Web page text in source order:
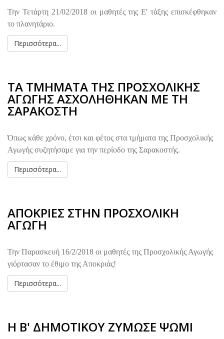
Την Τετάρτη 21/02/2018 οι μαθητές της Ε' τάξης επισκέφθηκαν
το πλανητάριο.
Περισσότερα...
ΤΑ ΤΜΗΜΑΤΑ ΤΗΣ ΠΡΟΣΧΟΛΙΚΗΣ
ΑΓΩΓΗΣ ΑΣΧΟΛΗΘΗΚΑΝ ΜΕ ΤΗ
ΣΑΡΑΚΟΣΤΗ
Όπως κάθε χρόνο, έτσι και φέτος στα τμήματα της Προσχολικής
Αγωγής συζητήσαμε για την περίοδο της Σαρακοστής.
Περισσότερα...
ΑΠΟΚΡΙΕΣ ΣΤΗΝ ΠΡΟΣΧΟΛΙΚΗ
ΑΓΩΓΗ
Την Παρασκευή 16/2/2018 οι μαθητές της Προσχολικής Αγωγής
γιόρτασαν το έθιμο της Αποκριάς!
Περισσότερα...
Η Β' ΔΗΜΟΤΙΚΟΥ ΖΥΜΩΣΕ ΨΩΜΙ